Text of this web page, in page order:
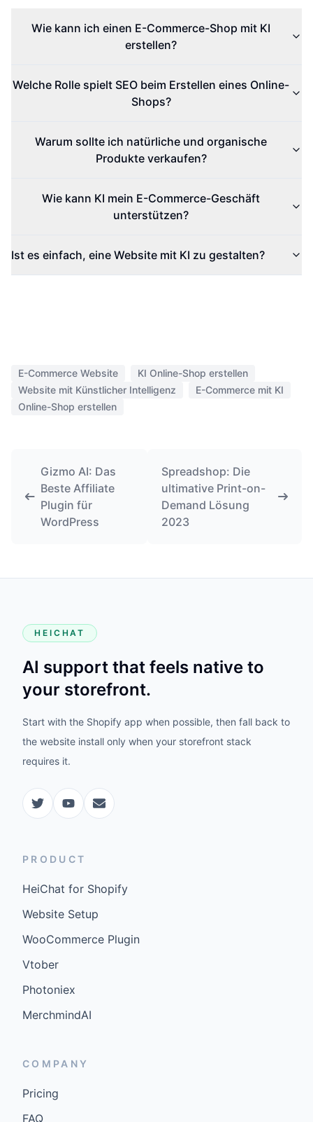
Wie kann ich einen E-Commerce-Shop mit KI
erstellen?
Welche Rolle spielt SEO beim Erstellen eines Online-
Shops?
Warum sollte ich natürliche und organische
Produkte verkaufen?
Wie kann KI mein E-Commerce-Geschäft
unterstützen?
Ist es einfach, eine Website mit KI zu gestalten?
E-Commerce Website
KI Online-Shop erstellen
Website mit Künstlicher Intelligenz
E-Commerce mit KI
Online-Shop erstellen
Gizmo AI: Das
Beste Affiliate
Plugin für
WordPress
Spreadshop: Die
ultimative Print-on-
Demand Lösung
2023
HEICHAT
AI support that feels native to
your storefront.
Start with the Shopify app when possible, then fall back to
the website install only when your storefront stack
requires it.
PRODUCT
HeiChat for Shopify
Website Setup
WooCommerce Plugin
Vtober
Photoniex
MerchmindAI
COMPANY
Pricing
FAQ